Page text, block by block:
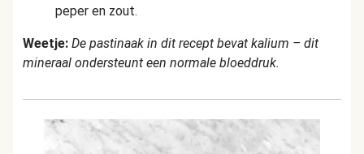
peper en zout.
Weetje: De pastinaak in dit recept bevat kalium – dit
mineraal ondersteunt een normale bloeddruk.